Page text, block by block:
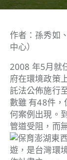
作者：孫秀如
中心）
2008 年5月就
府在環境政策
託法公佈施行
數雖 有48件，
何案例出現。
管道受阻，而